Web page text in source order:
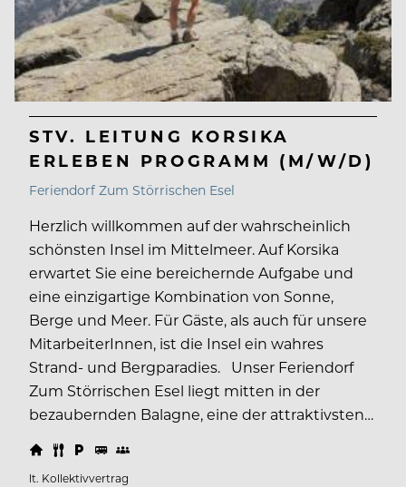
STV. LEITUNG KORSIKA
ERLEBEN PROGRAMM (M/W/D)
Feriendorf Zum Störrischen Esel
Herzlich willkommen auf der wahrscheinlich
schönsten Insel im Mittelmeer. Auf Korsika
erwartet Sie eine bereichernde Aufgabe und
eine einzigartige Kombination von Sonne,
Berge und Meer. Für Gäste, als auch für unsere
MitarbeiterInnen, ist die Insel ein wahres
Strand- und Bergparadies. Unser Feriendorf
Zum Störrischen Esel liegt mitten in der
bezaubernden Balagne, eine der attraktivsten…
lt. Kollektivvertrag